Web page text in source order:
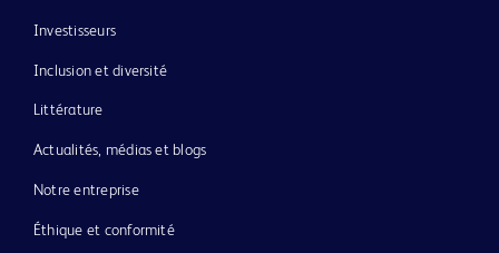
Investisseurs
Inclusion et diversité
Littérature
Actualités, médias et blogs
Notre entreprise
Éthique et conformité